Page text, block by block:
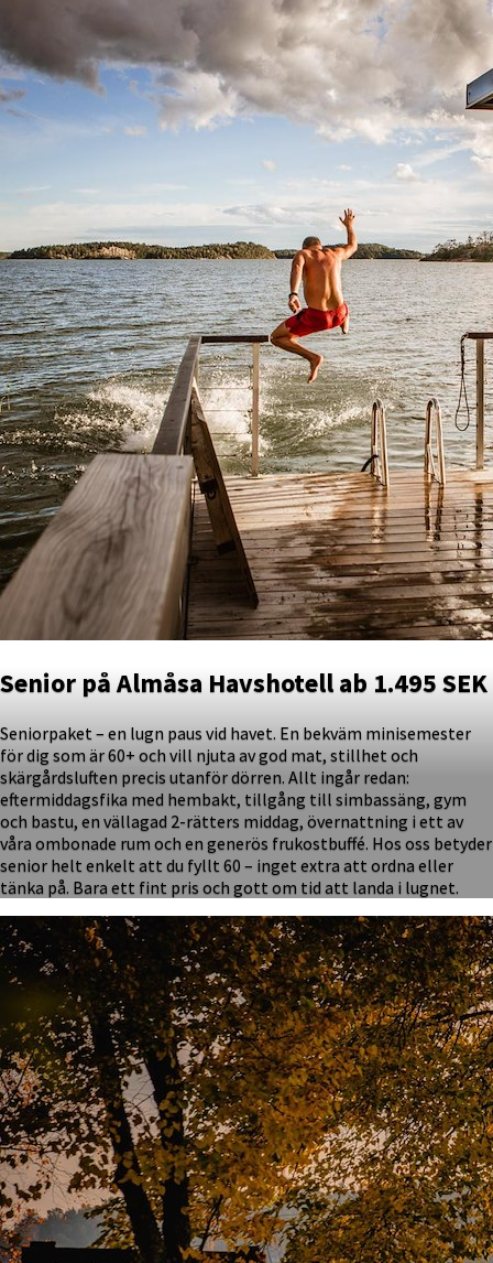
Senior på Almåsa Havshotell ab 1.495 SEK
Seniorpaket – en lugn paus vid havet. En bekväm minisemester
för dig som är 60+ och vill njuta av god mat, stillhet och
skärgårdsluften precis utanför dörren. Allt ingår redan:
eftermiddagsfika med hembakt, tillgång till simbassäng, gym
och bastu, en vällagad 2-rätters middag, övernattning i ett av
våra ombonade rum och en generös frukostbuffé. Hos oss betyder
senior helt enkelt att du fyllt 60 – inget extra att ordna eller
tänka på. Bara ett fint pris och gott om tid att landa i lugnet.